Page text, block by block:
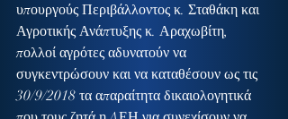
υπουργούς Περιβάλλοντος κ. Σταθάκη και
Αγροτικής Ανάπτυξης κ. Αραχωβίτη,
πολλοί αγρότες αδυνατούν να
συγκεντρώσουν και να καταθέσουν ως τις
30/9/2018 τα απαραίτητα δικαιολογητικά